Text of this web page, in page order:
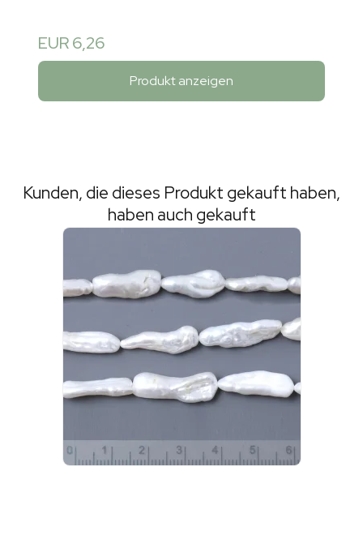
EUR 6,26
Produkt anzeigen
Kunden, die dieses Produkt gekauft haben,
haben auch gekauft